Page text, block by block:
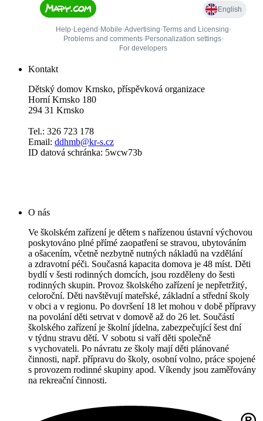
Kontakt
Dětský domov Krnsko, příspěvková organizace
Horní Krnsko 180
294 31 Krnsko
Tel.: 326 723 178
Email: ddhmb@kr-s.cz
ID datová schránka: 5wcw73b
O nás
Ve školském zařízení je dětem s nařízenou ústavní výchovou
poskytováno plné přímé zaopatření se stravou, ubytováním
a ošacením, včetně nezbytně nutných nákladů na vzdělání
a zdravotní péči. Současná kapacita domova je 48 míst. Děti
bydlí v šesti rodinných domcích, jsou rozděleny do šesti
rodinných skupin. Provoz školského zařízení je nepřetržitý,
celoroční. Děti navštěvují mateřské, základní a střední školy
v obci a v regionu. Po dovršení 18 let mohou v době přípravy
na povolání děti setrvat v domově až do 26 let. Součástí
školského zařízení je školní jídelna, zabezpečující šest dní
v týdnu stravu dětí. V sobotu si vaří děti společně
s vychovateli. Po návratu ze školy mají děti plánované
činnosti, např. přípravu do školy, osobní volno, práce spojené
s provozem rodinné skupiny apod. Víkendy jsou zaměřovány
na rekreační činnosti.